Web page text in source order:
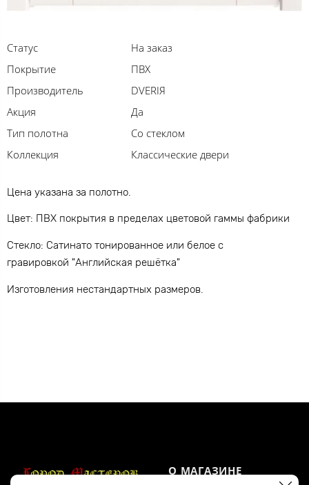
Статус
На заказ
Покрытие
ПВХ
Производитель
DVERIЯ
Акция
Да
Тип полотна
Со стеклом
Коллекция
Классические двери
Цена указана за полотно.
Цвет: ПВХ покрытия в пределах цветовой гаммы фабрики
Стекло: Сатинато тонированное или белое с
гравировкой "Английская решётка"
Изготовления нестандартных размеров.
О МАГАЗИНЕ